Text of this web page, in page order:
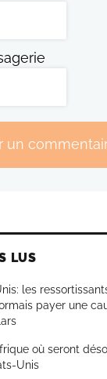
un
LUS
les
payer une
où seront
Unis